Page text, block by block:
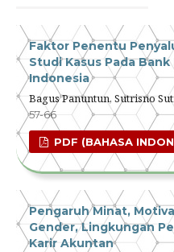
Faktor Penentu
Studi Kasus Pada
Indonesia
Bagus Panuntun, Sutrisno
57-66
PDF (BAHASA
Pengaruh Minat,
Gender, Lingkungan
Karir Akuntan